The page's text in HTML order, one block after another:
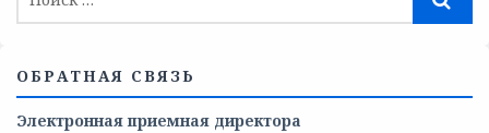
ОБРАТНАЯ СВЯЗЬ
Электронная приемная директора